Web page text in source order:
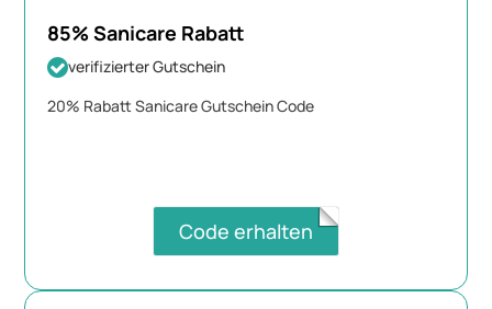
85% Sanicare Rabatt
verifizierter Gutschein
20% Rabatt Sanicare Gutschein Code
Code erhalten